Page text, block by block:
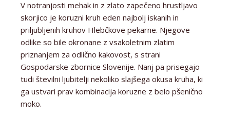
V notranjosti mehak in z zlato zapečeno hrustljavo
skorjico je koruzni kruh eden najbolj iskanih in
priljubljenih kruhov Hlebčkove pekarne. Njegove
odlike so bile okronane z vsakoletnim zlatim
priznanjem za odlično kakovost, s strani
Gospodarske zbornice Slovenije. Nanj pa prisegajo
tudi številni ljubitelji nekoliko slajšega okusa kruha, ki
ga ustvari prav kombinacija koruzne z belo pšenično
moko.